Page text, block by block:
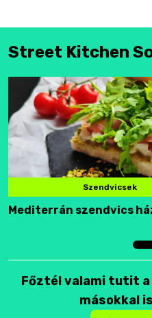
Street Kitchen
Szendvicsek
Mediterrán szendvics
Főztél valami tutit a
másokkal